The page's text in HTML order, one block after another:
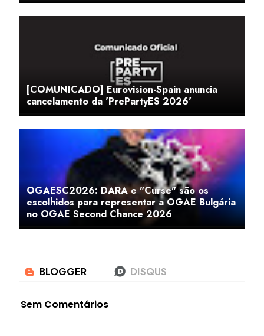
[COMUNICADO] Eurovision-Spain anuncia
cancelamento da 'PrePartyES 2026'
OGAESC2026: DARA e "Curse" são os
escolhidos para representar a OGAE Bulgária
no OGAE Second Chance 2026
Sem Comentários